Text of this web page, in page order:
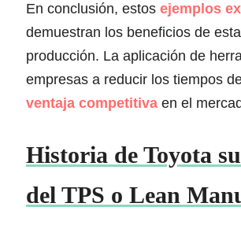
En conclusión, estos ejemplos
demuestran los beneficios de
producción. La aplicación de
empresas a reducir los tiempos
ventaja competitiva en el
Historia de Toyota
del TPS o Lean